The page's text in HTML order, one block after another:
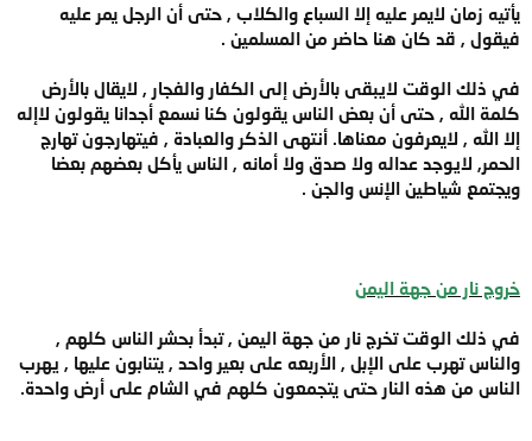
يأتيه زمان لايمر عليه إلا السباع والكلاب , حتى أن الرجل يمر عليه
فيقول , قد كان هنا حاضر من المسلمين .
في ذلك الوقت لايبقى بالأرض إلى الكفار والفجار , لايقال بالأرض
كلمة الله , حتى أن بعض الناس يقولون كنا نسمع أجدانا يقولون لاإله
إلا الله , لايعرفون معناها. أنتهى الذكر والعبادة , فيتهارجون تهارج
الحمر, لايوجد عداله ولا صدق ولا أمانه , الناس يأكل بعضهم بعضا
ويجتمع شياطين الإنس والجن .
خروج نار من جهة اليمن
في ذلك الوقت تخرج نار من جهة اليمن , تبدأ بحشر الناس كلهم ,
والناس تهرب على الإبل , الأربعه على بعير واحد , يتنابون عليها , يهرب
الناس من هذه النار حتى يتجمعون كلهم في الشام على أرض واحدة.